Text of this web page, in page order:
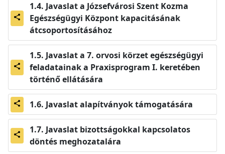
share
Javaslat a Józsefvárosi Szent Kozma
Egészségügyi Központ kapacitásának
átcsoportosításához
share
Javaslat a 7. orvosi körzet egészségügyi
feladatainak a Praxisprogram I. keretében
történő ellátására
share Javaslat alapítványok támogatására
share
Javaslat bizottságokkal kapcsolatos
döntés meghozatalára